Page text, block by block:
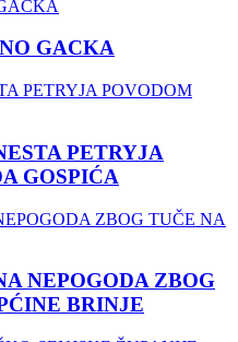
GACKA
PETRYJA
GOSPIĆA
NEPOGODA ZBOG
BRINJE